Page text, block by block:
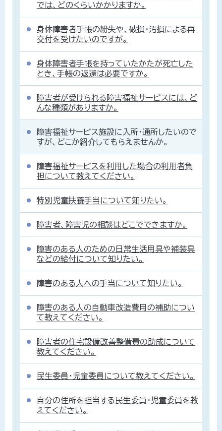
では、どのくらいかかりますか。
身体障害者手帳の紛失や、破損・汚損による再
交付を受けたいのですが。
身体障害者手帳を持っていたかたが死亡した
とき、手帳の返還は必要ですか。
障害者が受けられる障害福祉サービスには、ど
んな種類がありますか。
障害福祉サービス施設に入所・通所したいので
すが、どこか紹介してもらえませんか。
障害福祉サービスを利用した場合の利用者負
担について教えてください。
特別児童扶養手当について知りたい。
障害者、障害児の相談はどこでできますか。
障害のある人のための日常生活用具や補装具
などの給付について知りたい。
障害のある人への手当について知りたい。
障害のある人の自動車改造費用の補助につい
て教えてください。
障害者の住宅設備改善整備費の助成について
教えてください。
民生委員・児童委員について教えてください。
自分の住所を担当する民生委員・児童委員を教
えてください。